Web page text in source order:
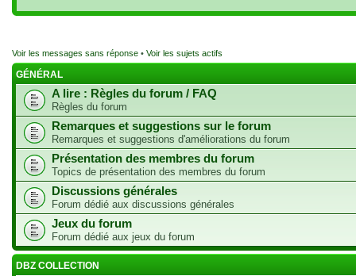
Voir les messages sans réponse • Voir les sujets actifs
GÉNÉRAL
A lire : Règles du forum / FAQ
Règles du forum
Remarques et suggestions sur le forum
Remarques et suggestions d'améliorations du forum
Présentation des membres du forum
Topics de présentation des membres du forum
Discussions générales
Forum dédié aux discussions générales
Jeux du forum
Forum dédié aux jeux du forum
DBZ COLLECTION